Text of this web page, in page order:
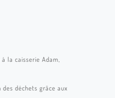
la caisserie Adam,
déchets grâce aux